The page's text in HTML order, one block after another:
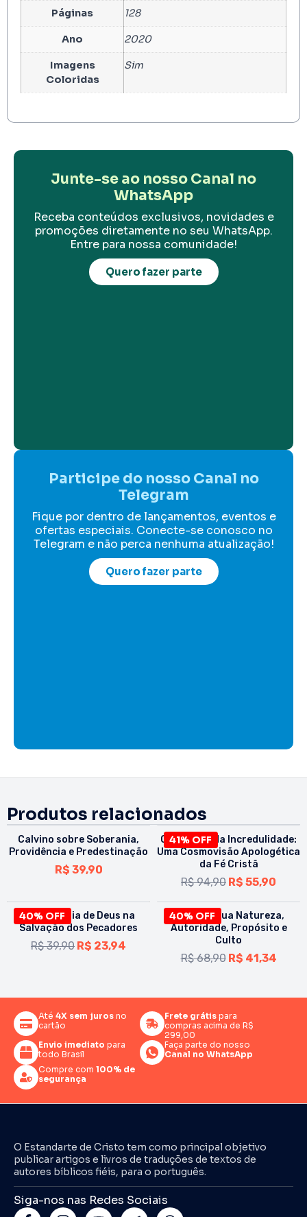
Páginas 128
Ano 2020
Imagens
Coloridas
Sim
Junte-se ao nosso Canal no
WhatsApp
Receba conteúdos exclusivos, novidades e
promoções diretamente no seu WhatsApp.
Entre para nossa comunidade!
Quero fazer parte
Participe do nosso Canal no
Telegram
Fique por dentro de lançamentos, eventos e
ofertas especiais. Conecte-se conosco no
Telegram e não perca nenhuma atualização!
Quero fazer parte
Produtos relacionados
Calvino sobre Soberania,
Providência e Predestinação
R$ 39,90
41% OFF
O Absurdo da Incredulidade:
Uma Cosmovisão Apologética
da Fé Cristã
R$94,90 R$ 55,90
40% OFF
A Soberania de Deus na
Salvação dos Pecadores
R$39,90 R$ 23,94
40% OFF
A Igreja: Sua Natureza,
Autoridade, Propósito e
Culto
R$68,90 R$ 41,34
Até 4X sem juros no
cartão
Frete grátispara
compras acima de R$
299,00
Envio imediato para
todo Brasil
Faça parte do nosso
Canal no WhatsApp
Compre com 100% de
segurança
O Estandarte de Cristo tem como principal objetivo
publicar artigos e livros de traduções de textos de
autores bíblicos fiéis, para o português.
Siga-nos nas Redes Sociais